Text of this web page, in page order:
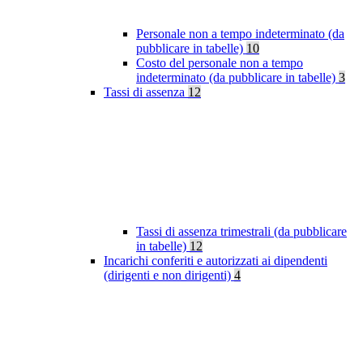
Personale non a tempo indeterminato (da
pubblicare in tabelle) 10
Costo del personale non a tempo
indeterminato (da pubblicare in tabelle) 3
Tassi di assenza 12
Tassi di assenza trimestrali (da pubblicare
in tabelle) 12
Incarichi conferiti e autorizzati ai dipendenti
(dirigenti e non dirigenti) 4